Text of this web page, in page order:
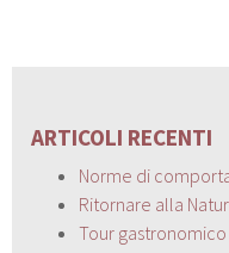
ARTICOLI RECENTI
Norme di
Ritornare alla
Tour